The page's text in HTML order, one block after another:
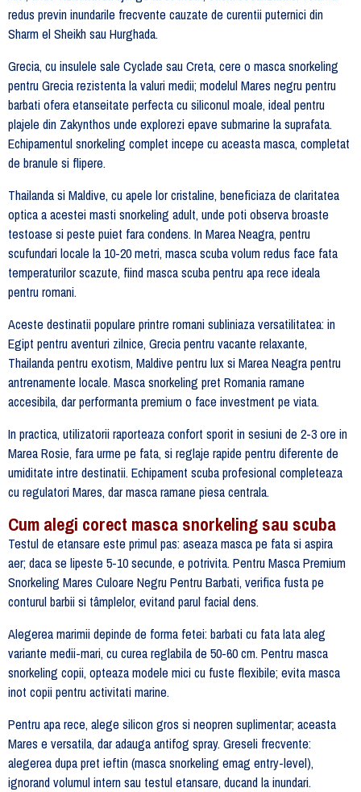
redus previn inundarile frecvente cauzate de curentii puternici din
Sharm el Sheikh sau Hurghada.
Grecia, cu insulele sale Cyclade sau Creta, cere o masca snorkeling
pentru Grecia rezistenta la valuri medii; modelul Mares negru pentru
barbati ofera etanseitate perfecta cu siliconul moale, ideal pentru
plajele din Zakynthos unde explorezi epave submarine la suprafata.
Echipamentul snorkeling complet incepe cu aceasta masca, completat
de branule si flipere.
Thailanda si Maldive, cu apele lor cristaline, beneficiaza de claritatea
optica a acestei masti snorkeling adult, unde poti observa broaste
testoase si peste puiet fara condens. In Marea Neagra, pentru
scufundari locale la 10-20 metri, masca scuba volum redus face fata
temperaturilor scazute, fiind masca scuba pentru apa rece ideala
pentru romani.
Aceste destinatii populare printre romani subliniaza versatilitatea: in
Egipt pentru aventuri zilnice, Grecia pentru vacante relaxante,
Thailanda pentru exotism, Maldive pentru lux si Marea Neagra pentru
antrenamente locale. Masca snorkeling pret Romania ramane
accesibila, dar performanta premium o face investment pe viata.
In practica, utilizatorii raporteaza confort sporit in sesiuni de 2-3 ore in
Marea Rosie, fara urme pe fata, si reglaje rapide pentru diferente de
umiditate intre destinatii. Echipament scuba profesional completeaza
cu regulatori Mares, dar masca ramane piesa centrala.
Cum alegi corect masca snorkeling sau scuba
Testul de etansare este primul pas: aseaza masca pe fata si aspira
aer; daca se lipeste 5-10 secunde, e potrivita. Pentru Masca Premium
Snorkeling Mares Culoare Negru Pentru Barbati, verifica fusta pe
conturul barbii si tâmplelor, evitand parul facial dens.
Alegerea marimii depinde de forma fetei: barbati cu fata lata aleg
variante medii-mari, cu curea reglabila de 50-60 cm. Pentru masca
snorkeling copii, opteaza modele mici cu fuste flexibile; evita masca
inot copii pentru activitati marine.
Pentru apa rece, alege silicon gros si neopren suplimentar; aceasta
Mares e versatila, dar adauga antifog spray. Greseli frecvente:
alegerea dupa pret ieftin (masca snorkeling emag entry-level),
ignorand volumul intern sau testul etansare, ducand la inundari.